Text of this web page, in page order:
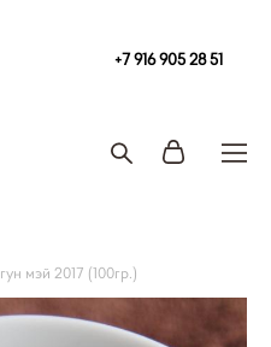
+7 916 905 28 51
гун мэй 2017 (100гр.)